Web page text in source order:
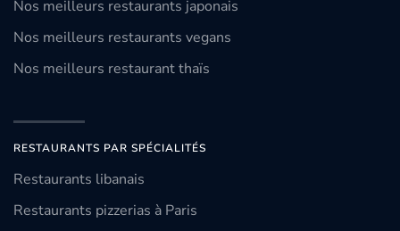
Nos meilleurs restaurants japonais
Nos meilleurs restaurants vegans
Nos meilleurs restaurant thaïs
RESTAURANTS PAR SPÉCIALITÉS
Restaurants libanais
Restaurants pizzerias à Paris